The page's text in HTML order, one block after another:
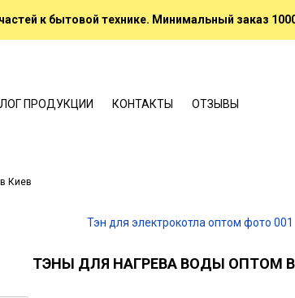
к бытовой технике. Минимальный заказ
ПРОДУКЦИИ КОНТАКТЫ ОТЗЫВЫ
Киев
ТЭНЫ ДЛЯ НАГРЕВА ВОДЫ ОПТОМ В